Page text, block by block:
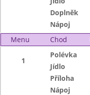
Doplněk
Nápoj
Menu
Chod
1
Polévka
Jídlo
Příloha
Nápoj